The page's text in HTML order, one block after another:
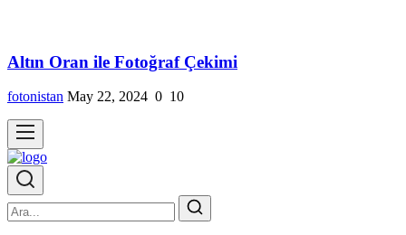
Altın Oran ile Fotoğraf Çekimi
fotonistan May 22, 2024 0 10